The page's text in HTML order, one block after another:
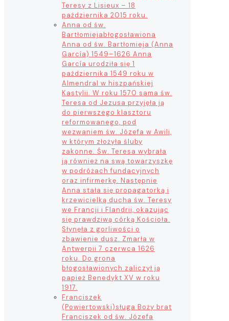
Teresy z Lisieux – 18
października 2015 roku.
Anna od św.
Bartłomiejabłogosławiona
Anna od św. Bartłomieja (Anna
García) 1549–1626 Anna
García urodziła się 1
października 1549 roku w
Almendral w hiszpańskiej
Kastylii. W roku 1570 sama św.
Teresa od Jezusa przyjęła ją
do pierwszego klasztoru
reformowanego, pod
wezwaniem św. Józefa w Awili,
w którym złożyła śluby
zakonne. Św. Teresa wybrała
ją również na swą towarzyszkę
w podróżach fundacyjnych
oraz infirmerkę. Następnie
Anna stała się propagatorką i
krzewicielką ducha św. Teresy
we Francji i Flandrii, okazując
się prawdziwą córką Kościoła.
Słynęła z gorliwości o
zbawienie dusz. Zmarła w
Antwerpii 7 czerwca 1626
roku. Do grona
błogosławionych zaliczył ją
papież Benedykt XV w roku
1917.
Franciszek
(Powiertowski)sługa Boży brat
Franciszek od św. Józefa